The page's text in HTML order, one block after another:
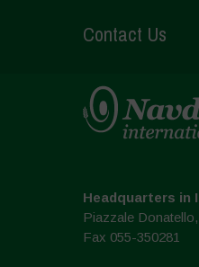
Contact Us
Headquarters in
Piazzale
Fax 055-350281